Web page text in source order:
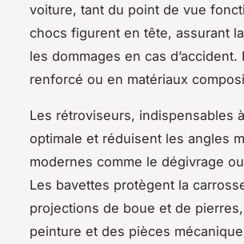
voiture, tant du point de vue
chocs figurent en tête, assurant
les dommages en cas
renforcé ou en matériaux
Les rétroviseurs, indispensables
optimale et réduisent les angles
modernes comme le dégivrage
Les bavettes protègent la
projections de boue et de
peinture et des pièces